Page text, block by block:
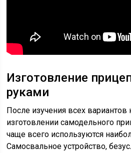
Изготовление
руками
После изучения всех вариантов
изготовлении самодельного
чаще всего используются
Самосвальное устройство,